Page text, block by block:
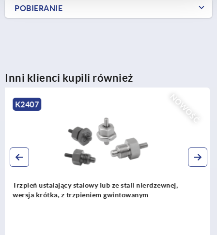
POBIERANIE
Inni klienci kupili również
NOWOŚĆ
Trzpienie ustalające ze stali lub stali
pierścieniem ciągnącym ze stali